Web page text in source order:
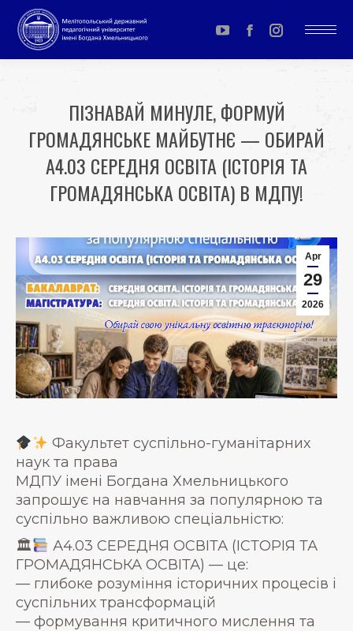
YouTube
page
in
new
window
Facebook
page
in
new
window
Instagram
page
in
new
window
ПІЗНАВАЙ МИНУЛЕ, ФОРМУЙ
ГРОМАДЯНСЬКЕ МАЙБУТНЄ — ОБИРАЙ
А4.03 СЕРЕДНЯ ОСВІТА (ІСТОРІЯ ТА
ГРОМАДЯНСЬКА ОСВІТА) В МДПУ!
Apr
29
2026
Факультет суспільно-гуманітарних
наук та права
МДПУ імені Богдана Хмельницького
запрошує на навчання за популярною та
суспільно важливою спеціальністю:
🏛
А4.03 СЕРЕДНЯ ОСВІТА (ІСТОРІЯ ТА
ГРОМАДЯНСЬКА ОСВІТА) — це:
— глибоке розуміння історичних процесів і
суспільних трансформацій
— формування критичного мислення та